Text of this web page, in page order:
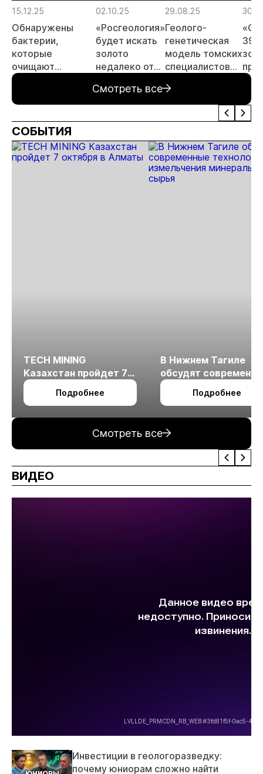
15.12.25
Обнаружены
бактерии,
которые
очищают
хвостохранилища
02.10.25
«Росгеология»
будет искать
золото
недалеко от
29.08.25
Геолого-
генетическая
модель томских
специалистов
понять
структуру
«сложного»
золота
Смотреть все
СОБЫТИЯ
TECH MINING
Казахстан пройдет 7
октября в Алматы
Подробнее
В Нижнем Тагиле
обсудят
технологии
измельчения
Подробнее
Смотреть все
ВИДЕО
Инвестиции в геологоразведку:
почему юниорам сложно найти